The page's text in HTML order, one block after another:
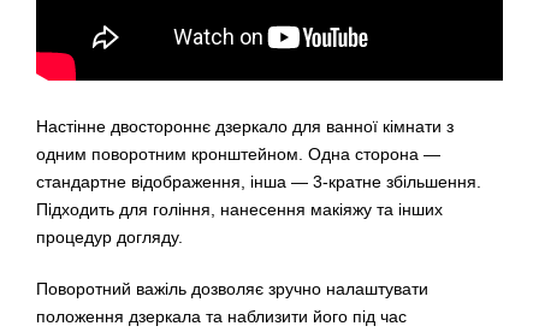
Настінне двостороннє дзеркало для ванної кімнати з
одним поворотним кронштейном. Одна сторона —
стандартне відображення, інша — 3-кратне збільшення.
Підходить для гоління, нанесення макіяжу та інших
процедур догляду.
Поворотний важіль дозволяє зручно налаштувати
положення дзеркала та наблизити його під час